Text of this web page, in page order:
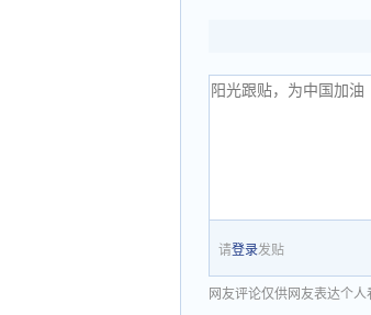
请登录发贴
网友评论仅供网友表达个